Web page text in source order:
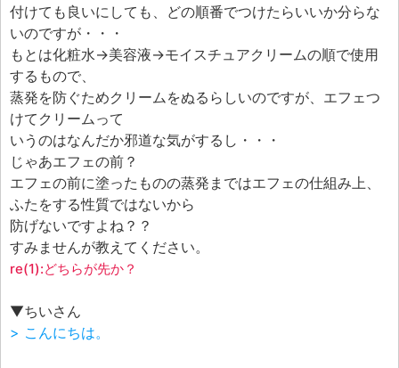
エフェ研究所について
お問い合わせフォーム
付けても良いにしても、どの順番でつけたらいいか分らな
いのですが・・・
もとは化粧水→美容液→モイスチュアクリームの順で使用
するもので、
蒸発を防ぐためクリームをぬるらしいのですが、エフェつ
けてクリームって
いうのはなんだか邪道な気がするし・・・
じゃあエフェの前？
エフェの前に塗ったものの蒸発まではエフェの仕組み上、
ふたをする性質ではないから
防げないですよね？？
すみませんが教えてください。
re(1):どちらが先か？
▼ちいさん
> こんにちは。